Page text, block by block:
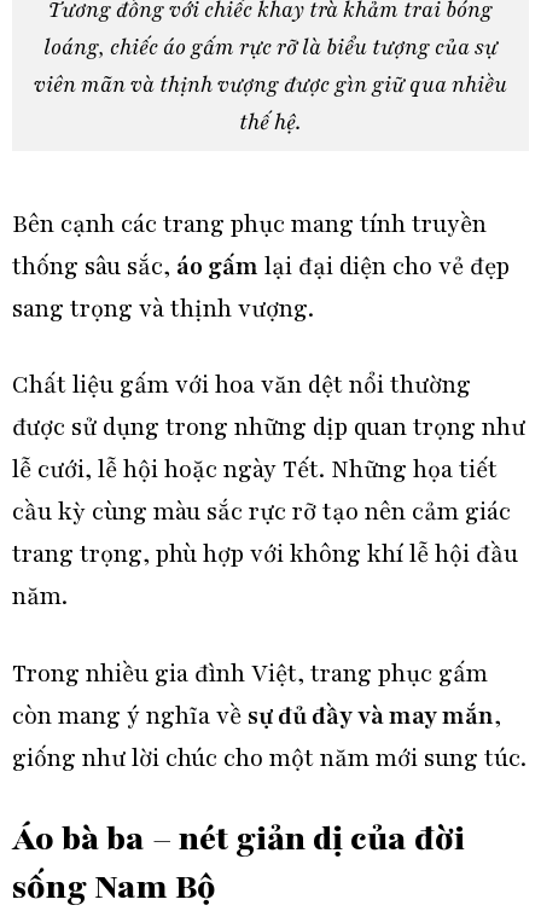
Tương đồng với chiếc khay trà khảm trai bóng
loáng, chiếc áo gấm rực rỡ là biểu tượng của sự
viên mãn và thịnh vượng được gìn giữ qua nhiều
thế hệ.
Bên cạnh các trang phục mang tính truyền
thống sâu sắc, áo gấm lại đại diện cho vẻ đẹp
sang trọng và thịnh vượng.
Chất liệu gấm với hoa văn dệt nổi thường
được sử dụng trong những dịp quan trọng như
lễ cưới, lễ hội hoặc ngày Tết. Những họa tiết
cầu kỳ cùng màu sắc rực rỡ tạo nên cảm giác
trang trọng, phù hợp với không khí lễ hội đầu
năm.
Trong nhiều gia đình Việt, trang phục gấm
còn mang ý nghĩa về sự đủ đầy và may mắn,
giống như lời chúc cho một năm mới sung túc.
Áo bà ba – nét giản dị của đời
sống Nam Bộ